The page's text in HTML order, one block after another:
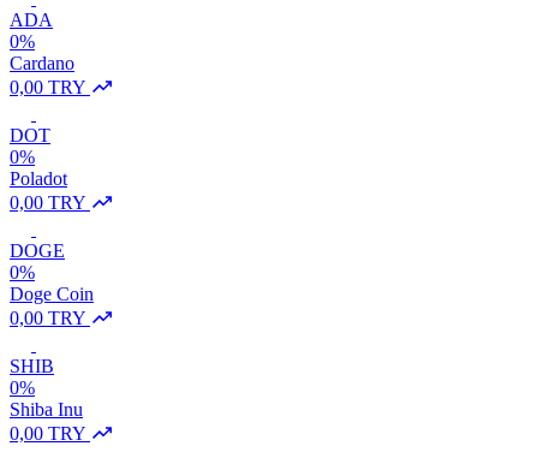
ADA
0%
Cardano
0,00 TRY
DOT
0%
Poladot
0,00 TRY
DOGE
0%
Doge Coin
0,00 TRY
SHIB
0%
Shiba Inu
0,00 TRY